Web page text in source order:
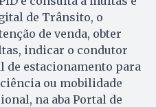
de Trânsito, o
de venda, obter
indicar o condutor
estacionamento para
ou mobilidade
na aba Portal de